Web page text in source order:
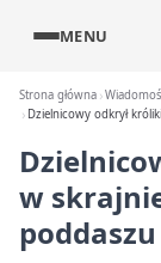
MENU
Strona główna
Dzielnicowy odkrył
w
poddaszu